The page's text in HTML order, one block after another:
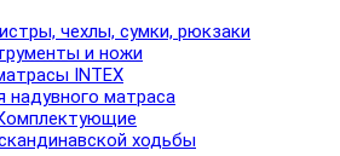
чехлы, сумки, рюкзаки
и ножи
INTEX
надувного матраса
ходьбы